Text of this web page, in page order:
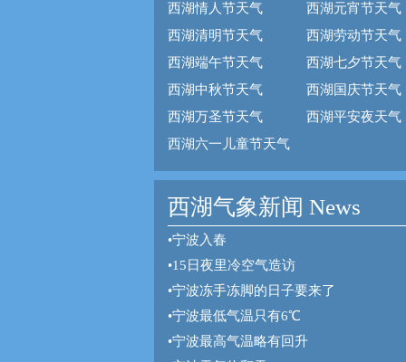
西湖情人节天气
西湖元宵节天气
西湖清明节天气
西湖劳动节天气
西湖端午节天气
西湖七夕节天气
西湖中秋节天气
西湖国庆节天气
西湖万圣节天气
西湖平安夜天气
西湖六一儿童节天气
西湖气象新闻 News
•宁波入春
•15日夜里冷空气造访
•宁波冻手冻脚的日子要来了
•宁波最低气温只有6℃
•宁波最高气温略有回升